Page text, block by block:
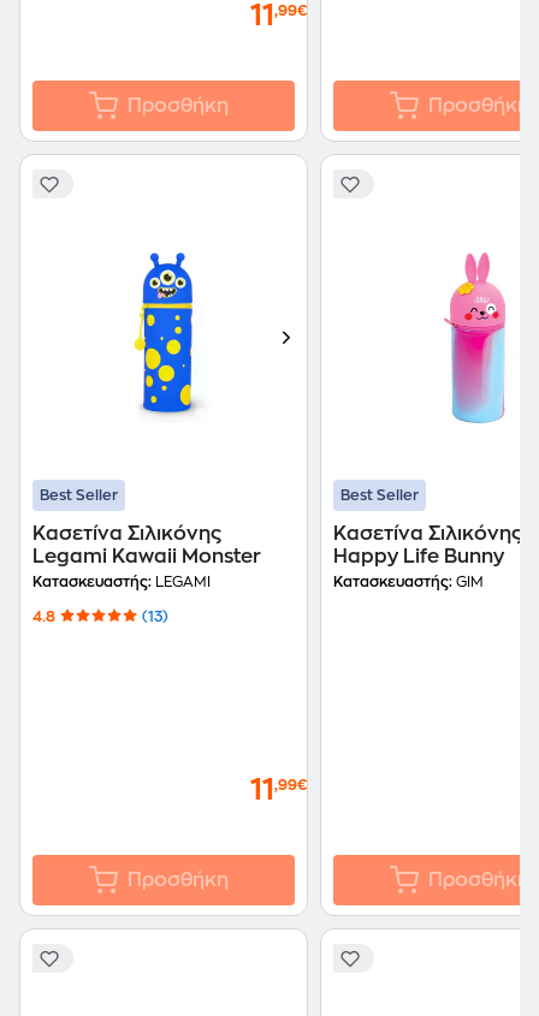
11 ,99€
Προσθήκη Προσθήκη
Best Seller
Κασετίνα Σιλικόνης
Legami Kawaii Monster
Κατασκευαστής: LEGAMI
4.8 (13)
11 ,99€
Προσθήκη
Best Seller
Κασετίνα Σιλικόνης
Happy Life Bunny
Κατασκευαστής: GIM
Προσθήκη